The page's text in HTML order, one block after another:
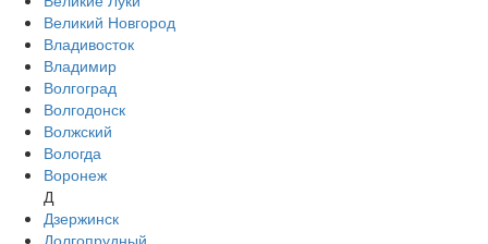
Великий Новгород
Владивосток
Владимир
Волгоград
Волгодонск
Волжский
Вологда
Воронеж
Д
Дзержинск
Долгопрудный